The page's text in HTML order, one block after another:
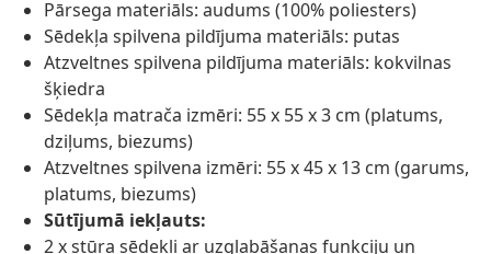
Pārsega materiāls: audums (100% poliesters)
Sēdekļa spilvena pildījuma materiāls: putas
Atzveltnes spilvena pildījuma materiāls: kokvilnas
šķiedra
Sēdekļa matrača izmēri: 55 x 55 x 3 cm (platums,
dziļums, biezums)
Atzveltnes spilvena izmēri: 55 x 45 x 13 cm (garums,
platums, biezums)
Sūtījumā iekļauts:
2 x stūra sēdekļi ar uzglabāšanas funkciju un